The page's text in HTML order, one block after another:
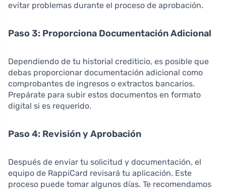
evitar problemas durante el proceso de aprobación.
Paso 3: Proporciona Documentación Adicional
Dependiendo de tu historial crediticio, es posible que
debas proporcionar documentación adicional como
comprobantes de ingresos o extractos bancarios.
Prepárate para subir estos documentos en formato
digital si es requerido.
Paso 4: Revisión y Aprobación
Después de enviar tu solicitud y documentación, el
equipo de RappiCard revisará tu aplicación. Este
proceso puede tomar algunos días. Te recomendamos